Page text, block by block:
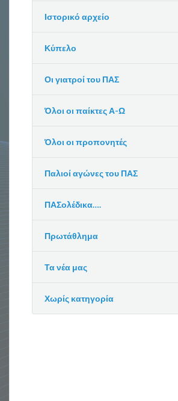
Ιστορικό αρχείο
Κύπελο
Οι γιατροί του ΠΑΣ
Όλοι οι παίκτες Α-Ω
Όλοι οι προπονητές
Παλιοί αγώνες του ΠΑΣ
ΠΑΣολέδικα….
Πρωτάθλημα
Τα νέα μας
Χωρίς κατηγορία